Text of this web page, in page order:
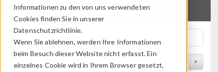
Informationen zu den von uns verwendeten
Cookies finden Sie in unserer
Datenschutzrichtlinie.
Wenn Sie ablehnen, werden Ihre Informationen
beim Besuch dieser Website nicht erfasst. Ein
einzelnes Cookie wird in Ihrem Browser gesetzt,
SCHNELLSUCHE
Nach Themenbereich filtern